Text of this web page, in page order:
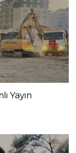
Yayın